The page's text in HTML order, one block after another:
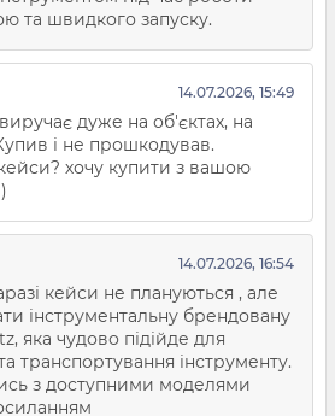
та швидкого запуску.
14.07.2026, 15:49
дуже на об'єктах, на
і не прошкодував.
хочу купити з вашою
14.07.2026, 16:54
кейси не плануються , але
інструментальну брендовану
яка чудово підійде для
транспортування інструменту.
з доступними моделями